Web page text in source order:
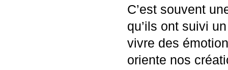
C’est souvent
qu’ils ont suivi
vivre des
oriente nos